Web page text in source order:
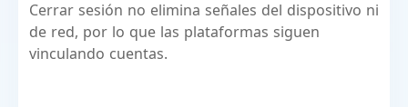
Cerrar sesión no elimina señales del dispositivo ni
de red, por lo que las plataformas siguen
vinculando cuentas.